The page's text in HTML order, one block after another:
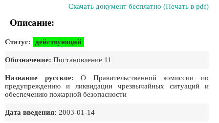
Скачать документ бесплатно (Печать в pdf)
Описание:
Статус: действующий
Обозначение: Постановление 11
Название русское: О Правительственной комиссии по
предупреждению и ликвидации чрезвычайных ситуаций и
обеспечению пожарной безопасности
Дата введения: 2003-01-14